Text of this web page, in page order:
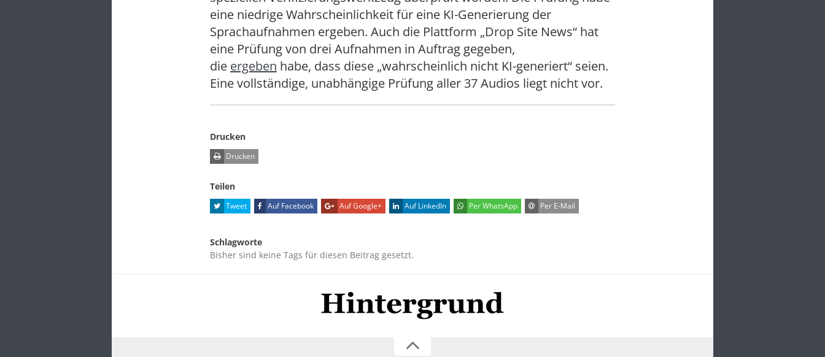
eine niedrige Wahrscheinlichkeit für eine KI-Generierung der
Sprachaufnahmen ergeben. Auch die Plattform „Drop Site News“ hat
eine Prüfung von drei Aufnahmen in Auftrag gegeben,
die ergeben habe, dass diese „wahrscheinlich nicht KI-generiert“ seien.
Eine vollständige, unabhängige Prüfung aller 37 Audios liegt nicht vor.
Drucken
Drucken
Teilen
Tweet Auf Facebook Auf Google+ Auf LinkedIn Per WhatsApp Per E-Mail
Schlagworte
Bisher sind keine Tags für diesen Beitrag gesetzt.